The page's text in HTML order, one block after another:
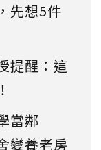
先想5件
提醒：這
當鄰
變養老房